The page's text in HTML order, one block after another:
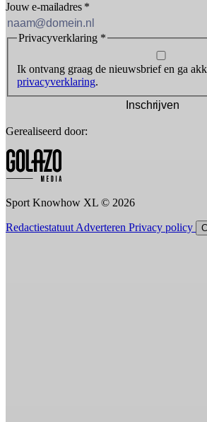
Jouw e-mailadres *
Privacyverklaring *
Ik ontvang graag de nieuwsbrief en ga
privacyverklaring.
Inschrijven
Gerealiseerd door:
Sport Knowhow XL © 2026
Redactiestatuut Adverteren Privacy policy